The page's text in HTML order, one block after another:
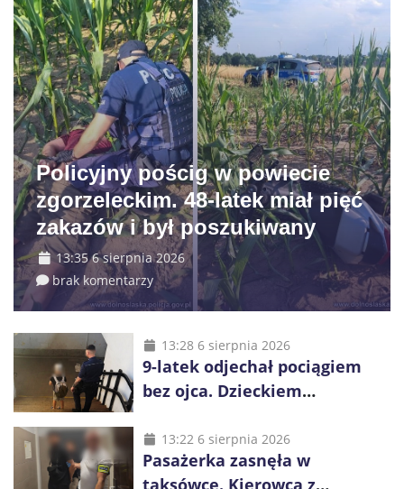
Policyjny pościg w powiecie
zgorzeleckim. 48-latek miał pięć
zakazów i był poszukiwany
13:35 6 sierpnia 2026
brak komentarzy
13:28 6 sierpnia 2026
9-latek odjechał pociągiem
bez ojca. Dzieckiem
i kierownik składu
13:22 6 sierpnia 2026
Pasażerka zasnęła w
taksówce. Kierowca z